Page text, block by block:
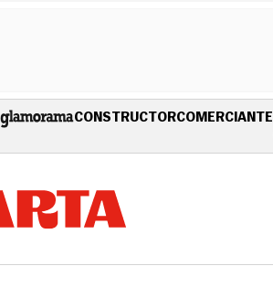
CONSTRUCTORCOMERCIANTE